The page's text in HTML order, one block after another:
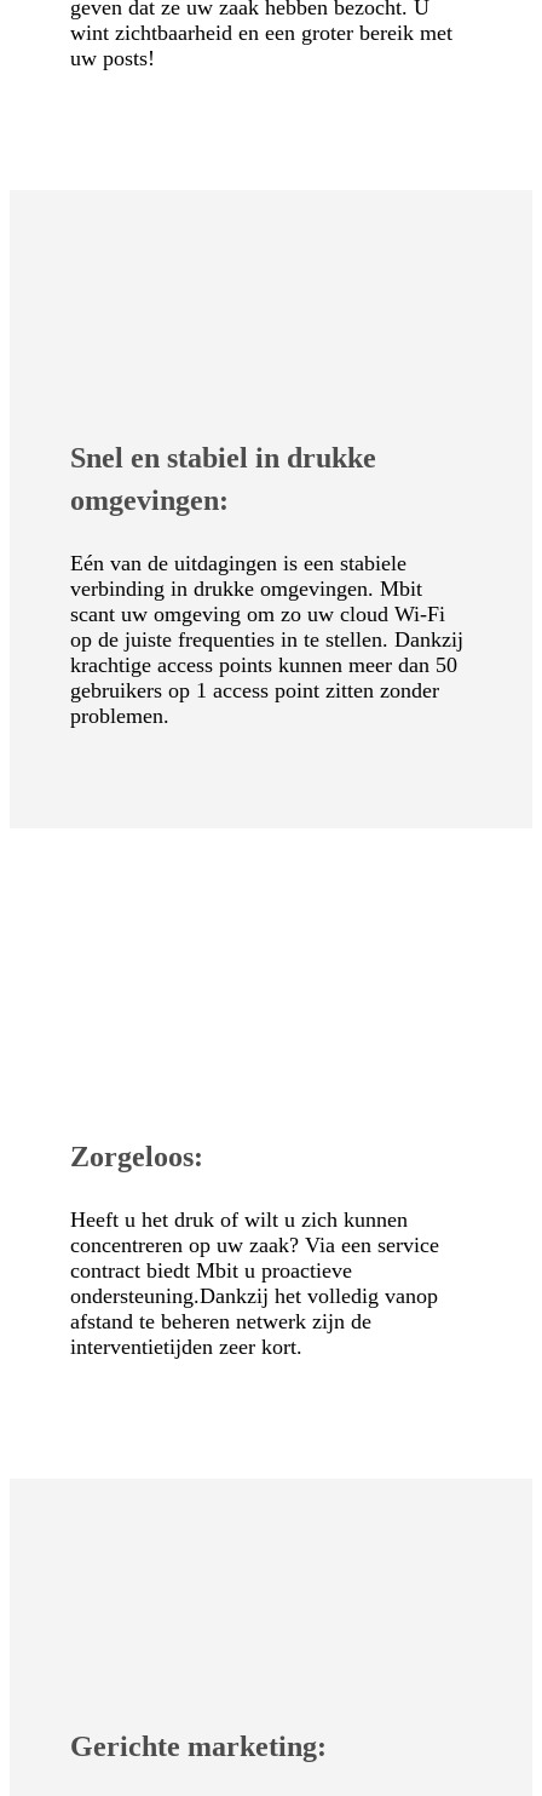
geven dat ze uw zaak hebben bezocht. U
wint zichtbaarheid en een groter bereik met
uw posts!
Snel en stabiel in drukke
omgevingen:
Eén van de uitdagingen is een stabiele
verbinding in drukke omgevingen. Mbit
scant uw omgeving om zo uw cloud Wi-Fi
op de juiste frequenties in te stellen. Dankzij
krachtige access points kunnen meer dan 50
gebruikers op 1 access point zitten zonder
problemen.
Zorgeloos:
Heeft u het druk of wilt u zich kunnen
concentreren op uw zaak? Via een service
contract biedt Mbit u proactieve
ondersteuning.Dankzij het volledig vanop
afstand te beheren netwerk zijn de
interventietijden zeer kort.
Gerichte marketing: